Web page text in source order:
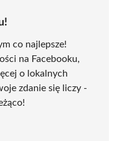
co najlepsze!
na Facebooku,
o lokalnych
zdanie się liczy -